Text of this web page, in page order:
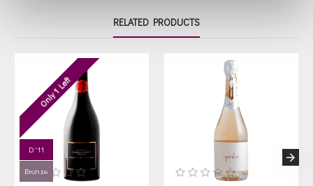
RELATED PRODUCTS
D '11
Bronze
Only 1 Left